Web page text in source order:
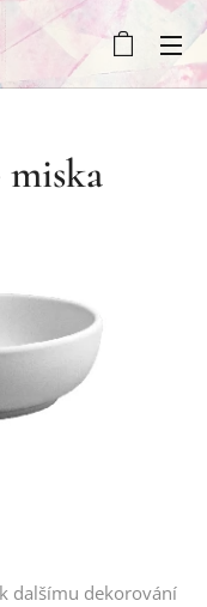
dalšímu dekorování